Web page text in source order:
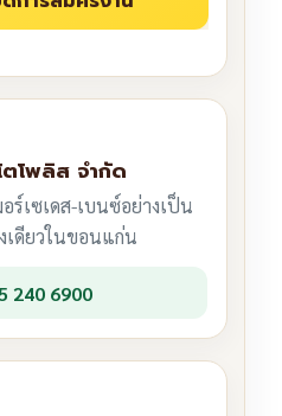
โพลิส จำกัด
ร์เซเดส-เบนซ์อย่างเป็น
เดียวในขอนแก่น
240 6900